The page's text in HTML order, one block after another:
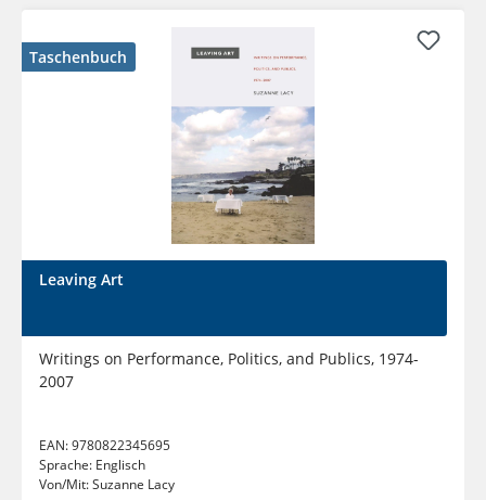
Taschenbuch
Leaving Art
Writings on Performance, Politics, and Publics, 1974-
2007
EAN:9780822345695
Sprache: Englisch
Von/Mit:Suzanne Lacy